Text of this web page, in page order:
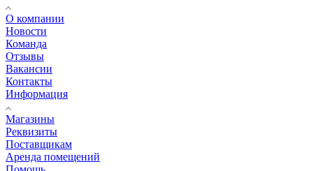
О компании
Новости
Команда
Отзывы
Вакансии
Контакты
Информация
Магазины
Реквизиты
Поставщикам
Аренда помещений